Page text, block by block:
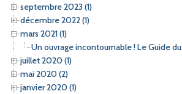
septembre 2023 (1)
décembre 2022 (1)
mars 2021 (1)
Un ouvrage incontournable ! Le Guide
juillet 2020 (1)
mai 2020 (2)
janvier 2020 (1)